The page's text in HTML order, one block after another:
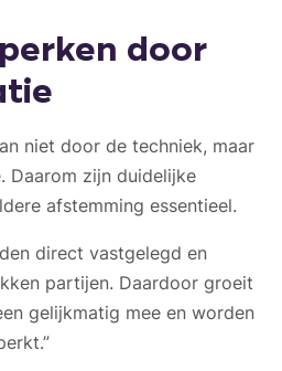
door
niet door de techniek, maar
Daarom zijn duidelijke
afstemming essentieel.
direct vastgelegd en
partijen. Daardoor groeit
gelijkmatig mee en worden